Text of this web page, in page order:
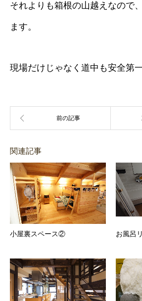
それよりも箱根の山越えなので
ます。
現場だけじゃなく道中も安全第一
関連記事
小屋裏スペース② お風呂